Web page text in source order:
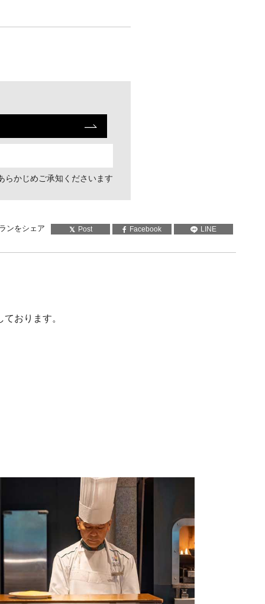
らかじめご承知くださいます
ンをシェア Post Facebook LINE
おります。